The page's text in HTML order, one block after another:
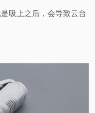
吸上之后，会导致云台